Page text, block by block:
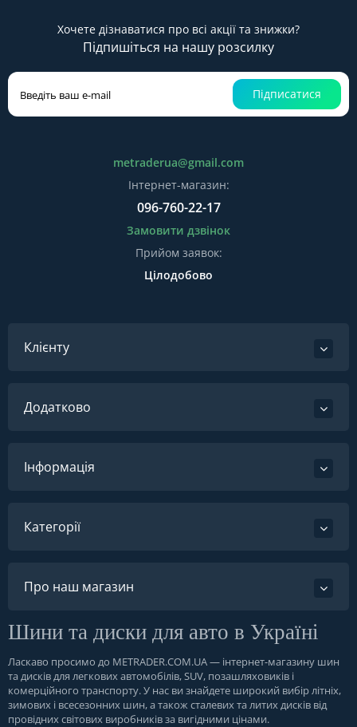
Хочете дізнаватися про всі акції та знижки?
Підпишіться на нашу розсилку
Підписатися
metraderua@gmail.com
Інтернет-магазин:
096-760-22-17
Замовити дзвінок
Прийом заявок:
Цілодобово
Клієнту
Додатково
Інформація
Категорії
Про наш магазин
Шини та диски для авто в Україні
Ласкаво просимо до METRADER.COM.UA— інтернет-магазину шин
та дисків для легкових автомобілів, SUV, позашляховиків і
комерційного транспорту. У нас ви знайдете широкий вибір літніх,
зимових і всесезонних шин, а також сталевих та литих дисків від
провідних світових виробників за вигідними цінами.